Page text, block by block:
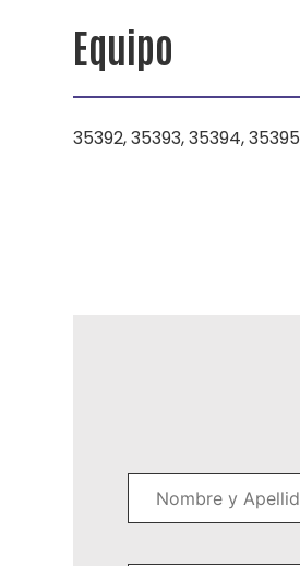
Equipo
35392, 35393, 35394, 35395